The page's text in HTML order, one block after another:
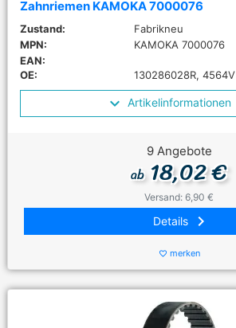
Zahnriemen KAMOKA 7000076
Zustand:
Fabrikneu
MPN:
KAMOKA 7000076
EAN:
OE:
130286028R, 4564V
Artikelinformationen
9 Angebote
ab18,02 €
Versand: 6,90 €
Details keyboard_arrow_right
favorite_border merken